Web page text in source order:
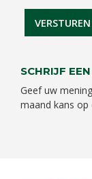
SCHRIJF
Geef uw
maand kans op